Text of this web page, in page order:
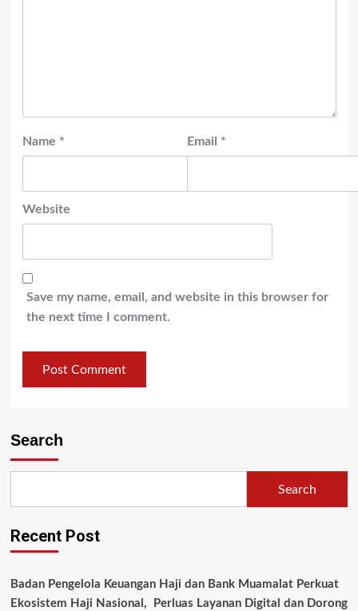
Name * Email *
Website
Save my name, email, and website in this browser for
the next time I comment.
Search
Search
Recent Post
Badan Pengelola Keuangan Haji dan Bank Muamalat Perkuat
Ekosistem Haji Nasional, Perluas Layanan Digital dan Dorong